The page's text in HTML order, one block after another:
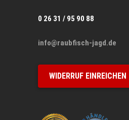
0 26 31 / 95 90 88
info@raubfisch-jagd.de
WIDERRUF EINREICHEN